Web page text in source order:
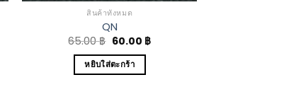
สินค้าทั้งหมด
QN
65.00฿ 60.00 ฿
หยิบใส่ตะกร้า